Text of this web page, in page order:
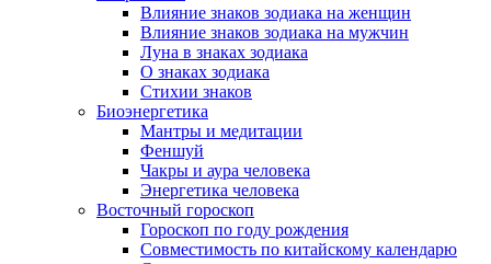
Влияние знаков зодиака на женщин
Влияние знаков зодиака на мужчин
Луна в знаках зодиака
О знаках зодиака
Стихии знаков
Биоэнергетика
Мантры и медитации
Феншуй
Чакры и аура человека
Энергетика человека
Восточный гороскоп
Гороскоп по году рождения
Совместимость по китайскому календарю